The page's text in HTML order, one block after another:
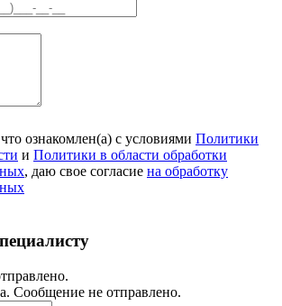
ознакомлен(а) с условиями Политики
и Политики в области обработки
, даю свое согласие на обработку
Сообщение не отправлено.